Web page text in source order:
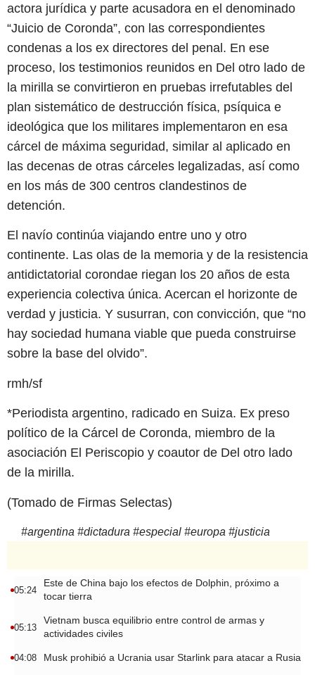
actora jurídica y parte acusadora en el denominado
“Juicio de Coronda”, con las correspondientes
condenas a los ex directores del penal. En ese
proceso, los testimonios reunidos en Del otro lado de
la mirilla se convirtieron en pruebas irrefutables del
plan sistemático de destrucción física, psíquica e
ideológica que los militares implementaron en esa
cárcel de máxima seguridad, similar al aplicado en
las decenas de otras cárceles legalizadas, así como
en los más de 300 centros clandestinos de
detención.
El navío continúa viajando entre uno y otro
continente. Las olas de la memoria y de la resistencia
antidictatorial corondae riegan los 20 años de esta
experiencia colectiva única. Acercan el horizonte de
verdad y justicia. Y susurran, con convicción, que “no
hay sociedad humana viable que pueda construirse
sobre la base del olvido”.
rmh/sf
*Periodista argentino, radicado en Suiza. Ex preso
político de la Cárcel de Coronda, miembro de la
asociación El Periscopio y coautor de Del otro lado
de la mirilla.
(Tomado de Firmas Selectas)
#argentina #dictadura #especial #europa #justicia
05:24
Este de China bajo los efectos de Dolphin, próximo a
tocar tierra
05:13
Vietnam busca equilibrio entre control de armas y
actividades civiles
04:08 Musk prohibió a Ucrania usar Starlink para atacar a Rusia